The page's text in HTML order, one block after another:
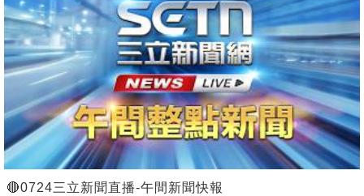
🔴0724三立新聞直播-午間新聞快報